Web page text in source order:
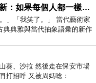
當代藝術家盧嵐新：如果每個人都一樣，這世界該有多無聊？
」「我笑了。」 當代藝術家
典典雅與當代抽象語彙的新作
為背景，描繪了
葵、沙拉 然後走在保安市場
打招呼 又被周媽唸：